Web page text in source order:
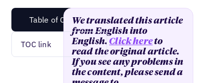
Table of Content
TOC link
We translated this article
from English into
English.Click hereto
read the original article.
If you see any problems in
the content, please send a